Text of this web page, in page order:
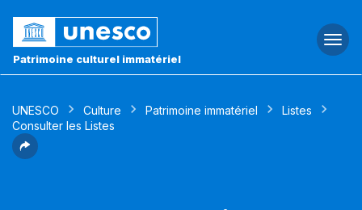
Patrimoine culturel immatériel
UNESCO Culture Patrimoine immatériel
Listes
Consulter les Listes